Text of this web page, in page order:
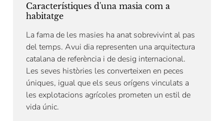
Característiques d'una masia com a
habitatge
La fama de les masies ha anat sobrevivint al pas
del temps. Avui dia representen una arquitectura
catalana de referència i de desig internacional.
Les seves històries les converteixen en peces
úniques, igual que els seus orígens vinculats a
les explotacions agrícoles prometen un estil de
vida únic.